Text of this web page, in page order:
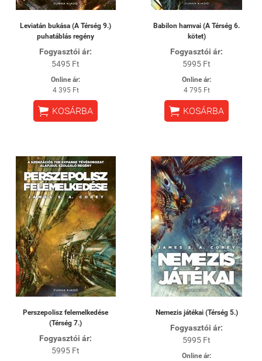
Leviatán bukása (A Térség 9.)
puhatáblás regény
Fogyasztói ár:
5495 Ft
Online ár:
4 395 Ft
 KOSÁRBA
Babilon hamvai (A Térség 6.
kötet)
Fogyasztói ár:
5995 Ft
Online ár:
4 795 Ft
 KOSÁRBA
Perszepolisz felemelkedése
(Térség 7.)
Fogyasztói ár:
5995 Ft
Nemezis játékai (Térség 5.)
Fogyasztói ár:
5995 Ft
Online ár: